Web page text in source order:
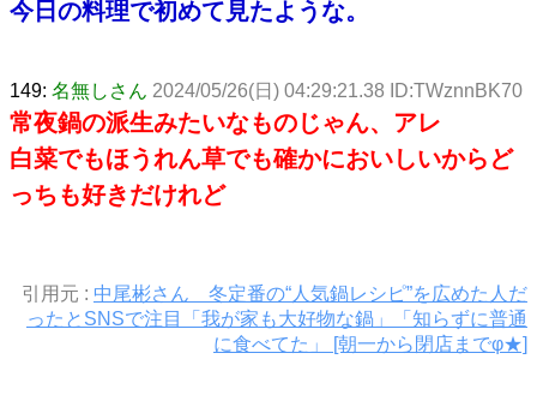
今日の料理で初めて見たような。
149: 名無しさん 2024/05/26(日) 04:29:21.38 ID:TWznnBK70
常夜鍋の派生みたいなものじゃん、アレ
白菜でもほうれん草でも確かにおいしいからど
っちも好きだけれど
引用元 : 中尾彬さん 冬定番の“人気鍋レシピ”を広めた人だ
ったとSNSで注目「我が家も大好物な鍋」「知らずに普通
に食べてた」 [朝一から閉店までφ★]